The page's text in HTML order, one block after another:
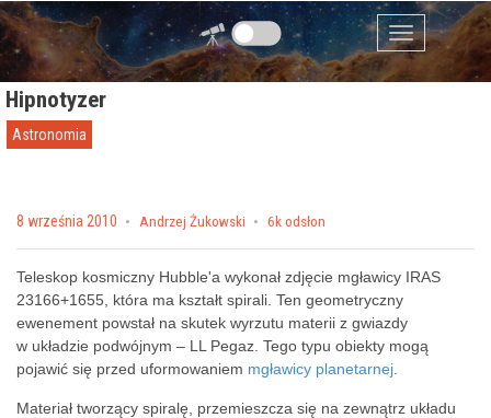
Przejdź do zawartości
Menu
Hipnotyzer
Astronomia
Posted on
8 września 2010 by Andrzej Żukowski 6k odsłon
Teleskop kosmiczny Hubble'a wykonał zdjęcie mgławicy IRAS
23166+1655, która ma kształt spirali. Ten geometryczny
ewenement powstał na skutek wyrzutu materii z gwiazdy
w układzie podwójnym – LL Pegaz. Tego typu obiekty mogą
pojawić się przed uformowaniem mgławicy planetarnej
Materiał tworzący spiralę, przemieszcza się na zewnątrz układu